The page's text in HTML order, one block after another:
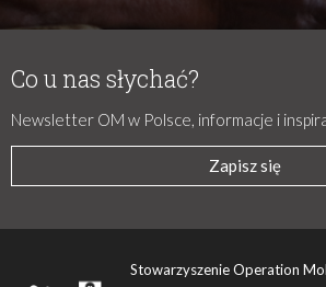
Co u nas słychać?
Newsletter OM w Polsce, informacje i
Zapisz się
Stowarzyszenie Operation